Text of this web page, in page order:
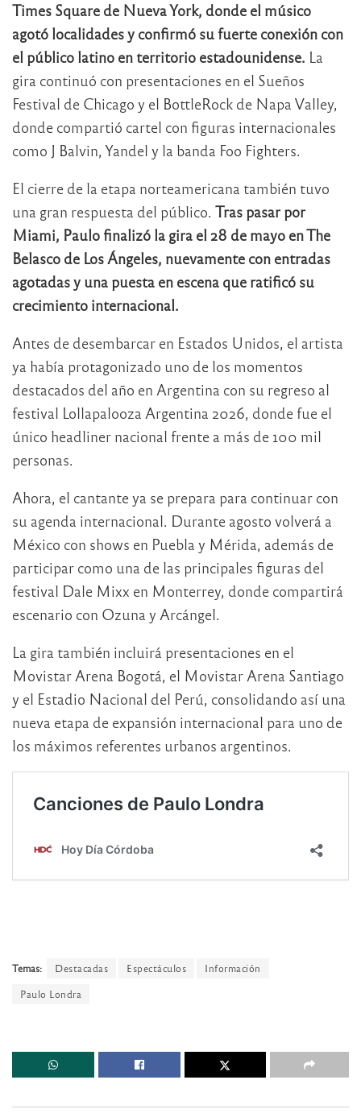
Times Square de Nueva York, donde el músico
agotó localidades y confirmó su fuerte conexión con
el público latino en territorio estadounidense. La
gira continuó con presentaciones en el Sueños
Festival de Chicago y el BottleRock de Napa Valley,
donde compartió cartel con figuras internacionales
como J Balvin, Yandel y la banda Foo Fighters.
El cierre de la etapa norteamericana también tuvo
una gran respuesta del público. Tras pasar por
Miami, Paulo finalizó la gira el 28 de mayo en The
Belasco de Los Ángeles, nuevamente con entradas
agotadas y una puesta en escena que ratificó su
crecimiento internacional.
Antes de desembarcar en Estados Unidos, el artista
ya había protagonizado uno de los momentos
destacados del año en Argentina con su regreso al
festival Lollapalooza Argentina 2026, donde fue el
único headliner nacional frente a más de 100 mil
personas.
Ahora, el cantante ya se prepara para continuar con
su agenda internacional. Durante agosto volverá a
México con shows en Puebla y Mérida, además de
participar como una de las principales figuras del
festival Dale Mixx en Monterrey, donde compartirá
escenario con Ozuna y Arcángel.
La gira también incluirá presentaciones en el
Movistar Arena Bogotá, el Movistar Arena Santiago
y el Estadio Nacional del Perú, consolidando así una
nueva etapa de expansión internacional para uno de
los máximos referentes urbanos argentinos.
Temas: Destacadas Espectáculos
Información
Paulo Londra